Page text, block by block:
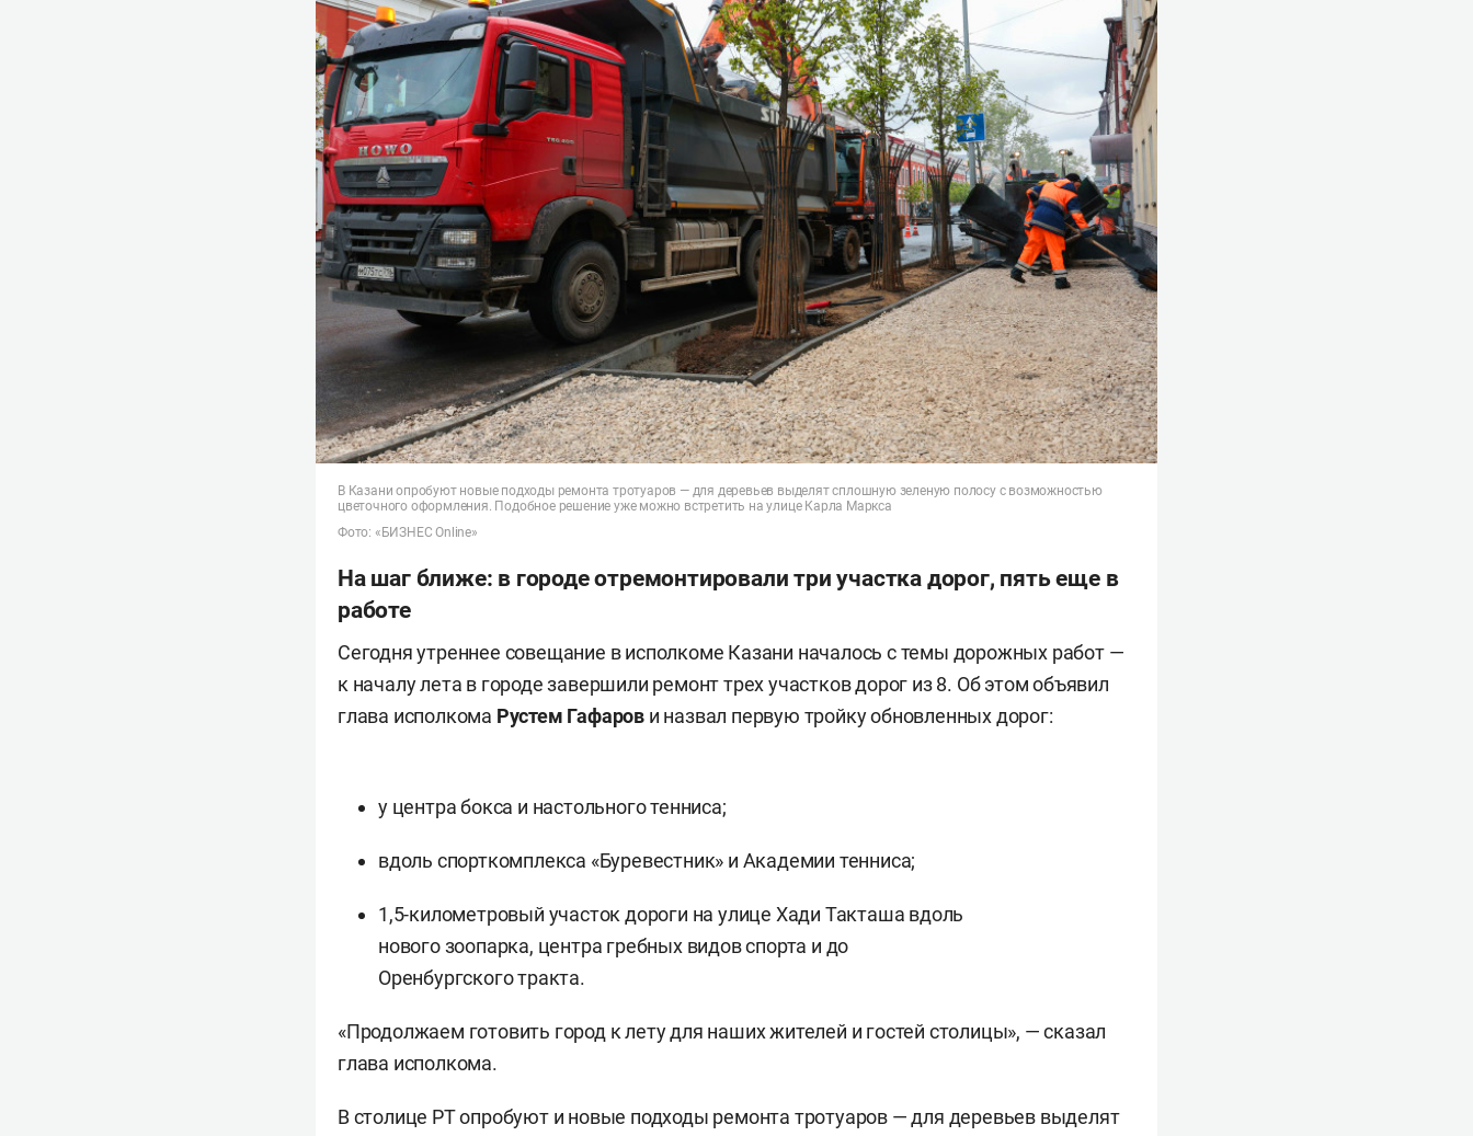
В Казани опробуют новые подходы ремонта тротуаров — для деревьев выделят сплошную зеленую полосу с возможностью
цветочного оформления. Подобное решение уже можно встретить на улице Карла Маркса
Фото: «БИЗНЕС Online»
На шаг ближе: в городе отремонтировали три участка дорог, пять еще в
работе
Сегодня утреннее совещание в исполкоме Казани началось с темы дорожных работ —
к началу лета в городе завершили ремонт трех участков дорог из 8. Об этом объявил
глава исполкома Рустем Гафаров и назвал первую тройку обновленных дорог:
у центра бокса и настольного тенниса;
вдоль спорткомплекса «Буревестник» и Академии тенниса;
1,5-километровый участок дороги на улице Хади Такташа вдоль
нового зоопарка, центра гребных видов спорта и до
Оренбургского тракта.
«Продолжаем готовить город к лету для наших жителей и гостей столицы», — сказал
глава исполкома.
В столице РТ опробуют и новые подходы ремонта тротуаров — для деревьев выделят